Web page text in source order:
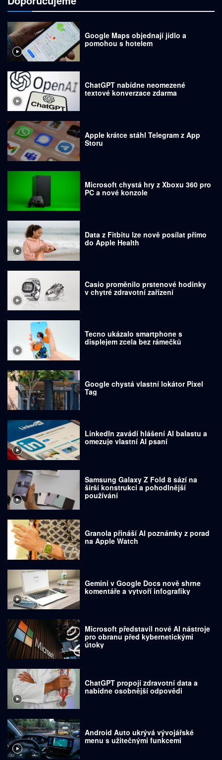
Google Maps objednají jídlo a
pomohou s hotelem
ChatGPT nabídne neomezené
textové konverzace zdarma
Apple krátce stáhl Telegram z App
Storu
Microsoft chystá hry z Xboxu 360 pro
PC a nové konzole
Data z Fitbitu lze nově posílat přímo
do Apple Health
Casio proměnilo prstenové hodinky
v chytré zdravotní zařízení
Tecno ukázalo smartphone s
displejem zcela bez rámečků
Google chystá vlastní lokátor Pixel
Tag
LinkedIn zavádí hlášení AI balastu a
omezuje vlastní AI psaní
Samsung Galaxy Z Fold 8 sází na
širší konstrukci a pohodlnější
používání
Granola přináší AI poznámky z porad
na Apple Watch
Gemini v Google Docs nově shrne
komentáře a vytvoří infografiky
Microsoft představil nové AI nástroje
pro obranu před kybernetickými
útoky
ChatGPT propojí zdravotní data a
nabídne osobnější odpovědi
Android Auto ukrývá vývojářské
menu s užitečnými funkcemi